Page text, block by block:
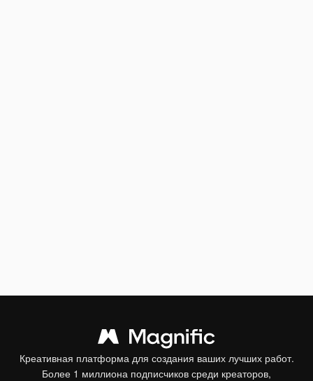
Креативная платформа для создания ваших лучших работ.
Более 1 миллиона подписчиков среди креаторов,